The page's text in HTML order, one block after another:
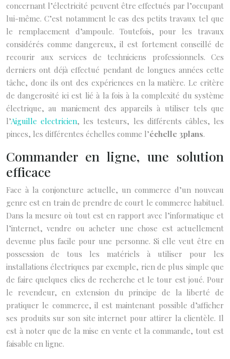
concernant l’électricité peuvent être effectués par l’occupant
lui-même. C’est notamment le cas des petits travaux tel que
le remplacement d’ampoule. Toutefois, pour les travaux
considérés comme dangereux, il est fortement conseillé de
recourir aux services de techniciens professionnels. Ces
derniers ont déjà effectué pendant de longues années cette
tâche, donc ils ont des expériences en la matière. Le critère
de dangerosité ici est lié à la fois à la complexité du système
électrique, au maniement des appareils à utiliser tels que
l’Aiguille electricien, les testeurs, les différents câbles, les
pinces, les différentes échelles comme l’échelle 3plans.
Commander en ligne, une solution
efficace
Face à la conjoncture actuelle, un commerce d’un nouveau
genre est en train de prendre de court le commerce habituel.
Dans la mesure où tout est en rapport avec l’informatique et
l’internet, vendre ou acheter une chose est actuellement
devenue plus facile pour une personne. Si elle veut être en
possession de tous les matériels à utiliser pour les
installations électriques par exemple, rien de plus simple que
de faire quelques clics de recherche et le tour est joué. Pour
le revendeur, en extension du principe de la liberté de
pratiquer le commerce, il est maintenant possible d’afficher
ses produits sur son site internet pour attirer la clientèle. Il
est à noter que de la mise en vente et la commande, tout est
faisable en ligne.